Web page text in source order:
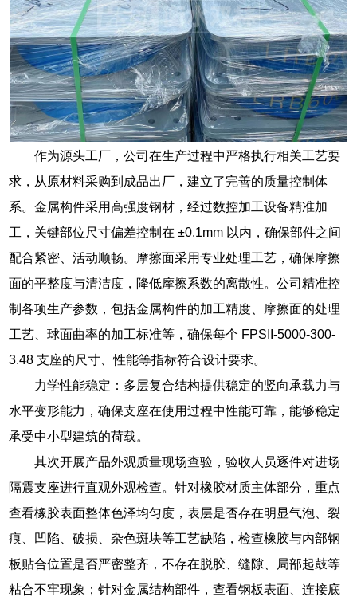
作为源头工厂，公司在生产过程中严格执行相关工艺要
求，从原材料采购到成品出厂，建立了完善的质量控制体
系。金属构件采用高强度钢材，经过数控加工设备精准加
工，关键部位尺寸偏差控制在 ±0.1mm 以内，确保部件之间
配合紧密、活动顺畅。摩擦面采用专业处理工艺，确保摩擦
面的平整度与清洁度，降低摩擦系数的离散性。公司精准控
制各项生产参数，包括金属构件的加工精度、摩擦面的处理
工艺、球面曲率的加工标准等，确保每个 FPSII-5000-300-
3.48 支座的尺寸、性能等指标符合设计要求。
力学性能稳定：多层复合结构提供稳定的竖向承载力与
水平变形能力，确保支座在使用过程中性能可靠，能够稳定
承受中小型建筑的荷载。
其次开展产品外观质量现场查验，验收人员逐件对进场
隔震支座进行直观外观检查。针对橡胶材质主体部分，重点
查看橡胶表面整体色泽均匀度，表层是否存在明显气泡、裂
痕、凹陷、破损、杂色斑块等工艺缺陷，检查橡胶与内部钢
板贴合位置是否严密整齐，不存在脱胶、缝隙、局部起鼓等
粘合不牢现象；针对金属结构部件，查看钢板表面、连接底